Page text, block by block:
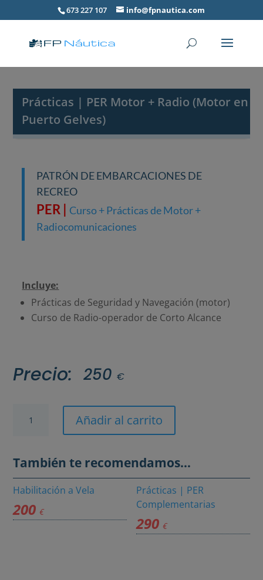
673 227 107 info@fpnautica.com
Prácticas | PER Motor + Radio (Motor en
Puerto Gelves)
PATRÓN DE EMBARCACIONES DE
RECREO
PER |
Curso + Prácticas de Motor +
Radiocomunicaciones
Incluye:
Prácticas de Seguridad y Navegación (motor)
Curso de Radio-operador de Corto Alcance
Precio: 250€
Motor
+
Radio
Añadir al carrito
También te recomendamos…
Habilitación a Vela
200€
Prácticas | PER
Complementarias
290€